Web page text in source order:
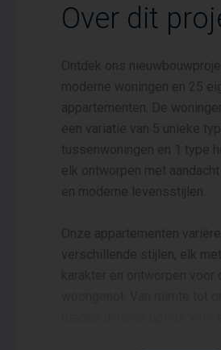
Over dit
Ontdek ons
moderne woningen en 25
appartementen. De
een variatie van 5 unieke
tussenwoningen en 1 type
elk ontworpen met
en moderne levensstijlen.
Onze appartementen
verschillende stijlen, elk